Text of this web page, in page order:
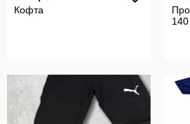
Кофта
140